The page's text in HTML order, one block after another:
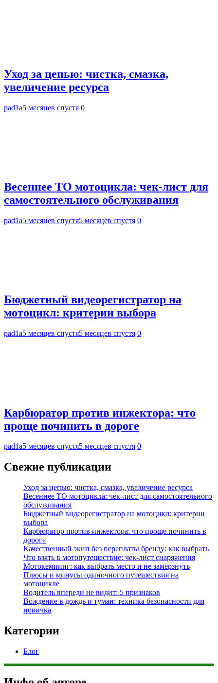
Уход за цепью: чистка, смазка,
увеличение ресурса
pad1a5 месяцев спустя 0
Весеннее ТО мотоцикла: чек-лист для
самостоятельного обслуживания
pad1a5 месяцев спустя5 месяцев спустя 0
Бюджетный видеорегистратор на
мотоцикл: критерии выбора
pad1a5 месяцев спустя5 месяцев спустя 0
Карбюратор против инжектора: что
проще починить в дороге
pad1a5 месяцев спустя5 месяцев спустя 0
Свежие публикации
Уход за цепью: чистка, смазка, увеличение ресурса
Весеннее ТО мотоцикла: чек-лист для самостоятельного
обслуживания
Бюджетный видеорегистратор на мотоцикл: критерии
выбора
Карбюратор против инжектора: что проще починить в
дороге
Качественный экип без переплаты бренду: как выбрать
Что взять в мотопутешествие: чек-лист снаряжения
Мотокемпинг: как выбрать место и не замёрзнуть
Плюсы и минусы одиночного путешествия на
мотоцикле
Водитель впереди не видит: 5 признаков
Вождение в дождь и туман: техника безопасности для
новичка
Категории
Блог